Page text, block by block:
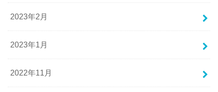
2023年2月
2023年1月
2022年11月